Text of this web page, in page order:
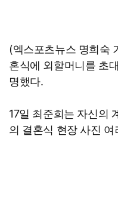
(엑스포츠뉴스 명희숙
혼식에 외할머니를 초
명했다.
17일 최준희는 자신의
의 결혼식 현장 사진